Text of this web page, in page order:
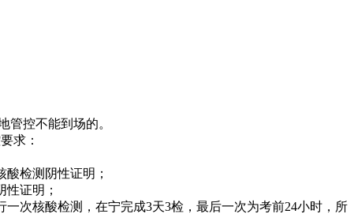
管控不能到场的。
求：
检测阴性证明；
证明；
次核酸检测，在宁完成3天3检，最后一次为考前24小时，所